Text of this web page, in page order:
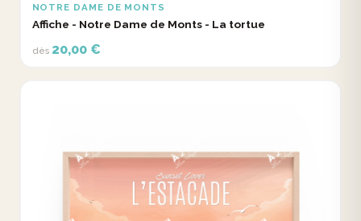
NOTRE DAME DE MONTS
Affiche - Notre Dame de Monts - La tortue
dès 20,00 €